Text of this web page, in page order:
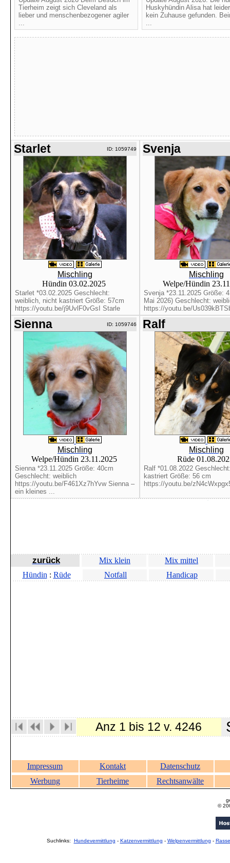
Tierheim zeigt sich Cleveland als
lieber und menschenbezogener agiler
...
Huskyhündin Alisa hat
kein Zuhause gefunden.
...
Starlet ID: 1059749
Mischling
Hündin 03.02.2025
Starlet *03.02.2025 Geschlecht:
weiblich, nicht kastriert Größe: 57cm
https://youtu.be/j9UvlF0vGsI Starle
Svenja
Mischling
Welpe/Hündin
Svenja *23.11.2025 Größe:
Mai 2026) Geschlecht:
https://youtu.be/
Sienna ID: 1059746
Mischling
Welpe/Hündin 23.11.2025
Sienna *23.11.2025 Größe: 40cm
Geschlecht: weiblich
https://youtu.be/F461Xz7hYvw Sienna –
ein kleines ...
Ralf
Mischling
Rüde
Ralf *01.08.2022
kastriert Größe: 56 cm
https://youtu.be/
zurück Mix klein
Mix mittel
Hündin : Rüde Notfall Handicap
Anz 1 bis 12 v. 4246
Impressum Kontakt
Datenschutz
Werbung
Tierheime Rechtsanwälte
©
Suchlinks: Hundevermittlung - Katzenvermittlung - Welpenvermittlung -